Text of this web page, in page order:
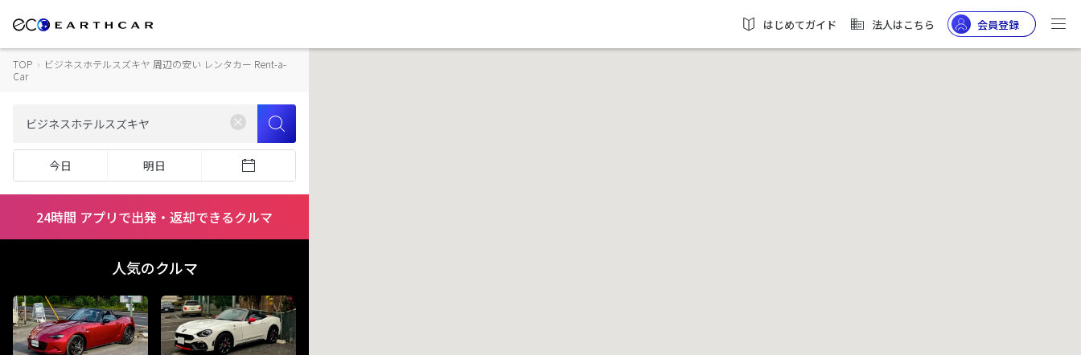
はじめてガイド 法人はこちら 会員登録
TOP › ビジネスホテルスズキヤ 周辺の安い レンタカー Rent-a-
Car
今日 明日
24時間 アプリで出発・返却できるクルマ
人気のクルマ